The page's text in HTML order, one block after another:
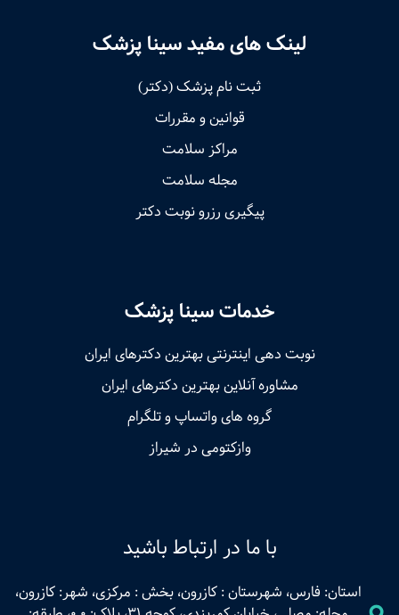
لینک های مفید سینا پزشک
ثبت نام پزشک (دکتر)
قوانین و مقررات
مراکز سلامت
مجله سلامت
پیگیری رزرو نوبت دکتر
خدمات سینا پزشک
نوبت‌ دهی اینترنتی بهترین دکترهای ایران
مشاوره آنلاین بهترین دکترهای ایران
گروه های واتساپ و تلگرام
وازکتومی در شیراز
با ما در ارتباط باشید
استان: فارس، شهرستان : کازرون، بخش : مرکزی، شهر: کازرون،